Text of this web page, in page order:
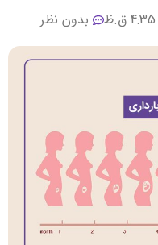
4:35 ق.ظ بدون نظر